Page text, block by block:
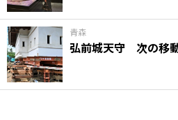
青森
弘前城天守 次の移